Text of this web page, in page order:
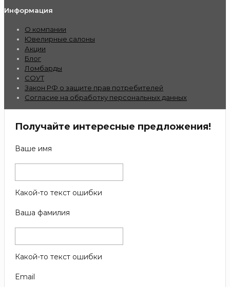
Информация
О компании
Ювелирные салоны
Акции
Блог
Ломбарды
СОУТ
Закон РФ о защите прав потребителей
Согласие на обработку персональных данных
Получайте интересные предложения!
Ваше имя
Какой-то текст ошибки
Ваша фамилия
Какой-то текст ошибки
Email